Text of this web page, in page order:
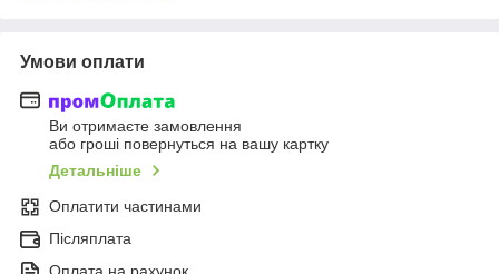
Умови оплати
Ви отримаєте замовлення
або гроші повернуться на вашу картку
Детальніше
Оплатити частинами
Післяплата